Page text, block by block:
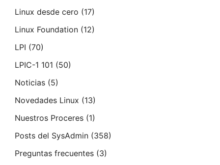
Linux desde cero (17)
Linux Foundation (12)
LPI (70)
LPIC-1 101 (50)
Noticias (5)
Novedades Linux (13)
Nuestros Proceres (1)
Posts del SysAdmin (358)
Preguntas frecuentes (3)